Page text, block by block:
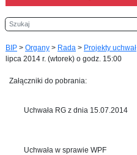
Szukaj
BIP > Organy > Rada > Projekty uchwał
lipca 2014 r. (wtorek) o godz. 15:00
Załączniki do pobrania:
Uchwała RG z dnia 15.07.2014
Uchwała w sprawie WPF